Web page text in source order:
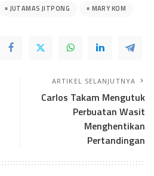
JUTAMAS JITPONG MARY KOM
ARTIKEL SELANJUTNYA
Carlos Takam Mengutuk
Perbuatan Wasit
Menghentikan
Pertandingan